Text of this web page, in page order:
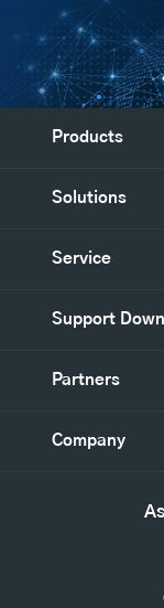
Products
Solutions
Service
Support
Partners
Company